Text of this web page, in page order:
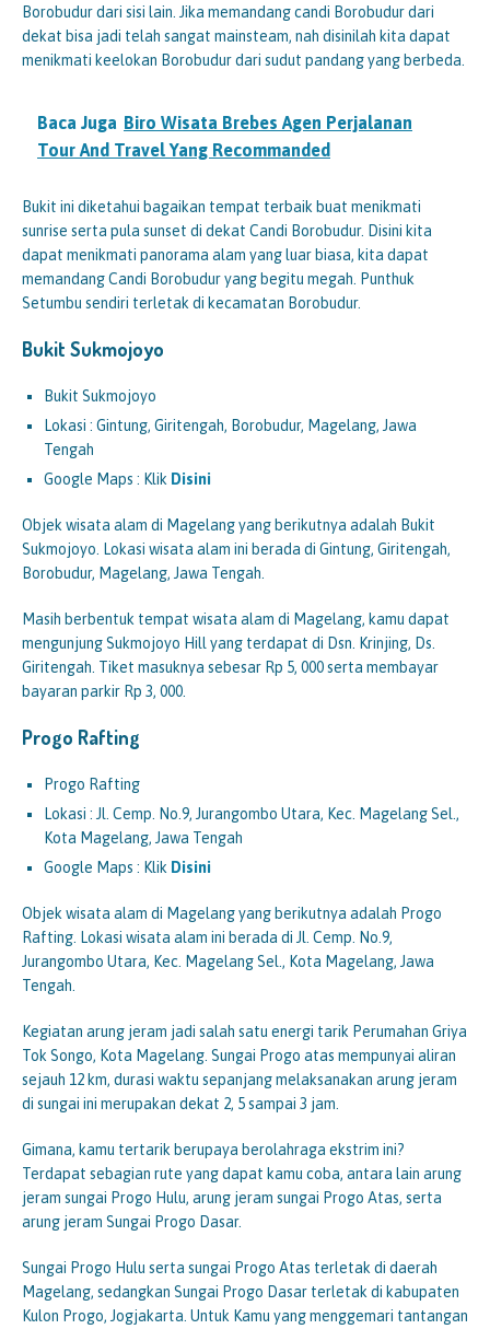
Borobudur dari sisi lain. Jika memandang candi Borobudur dari
dekat bisa jadi telah sangat mainsteam, nah disinilah kita dapat
menikmati keelokan Borobudur dari sudut pandang yang berbeda.
Baca Juga Biro Wisata Brebes Agen Perjalanan
Tour And Travel Yang Recommanded
Bukit ini diketahui bagaikan tempat terbaik buat menikmati
sunrise serta pula sunset di dekat Candi Borobudur. Disini kita
dapat menikmati panorama alam yang luar biasa, kita dapat
memandang Candi Borobudur yang begitu megah. Punthuk
Setumbu sendiri terletak di kecamatan Borobudur.
Bukit Sukmojoyo
Bukit Sukmojoyo
Lokasi : Gintung, Giritengah, Borobudur, Magelang, Jawa
Tengah
Google Maps : Klik Disini
Objek wisata alam di Magelang yang berikutnya adalah Bukit
Sukmojoyo. Lokasi wisata alam ini berada di Gintung, Giritengah,
Borobudur, Magelang, Jawa Tengah.
Masih berbentuk tempat wisata alam di Magelang, kamu dapat
mengunjung Sukmojoyo Hill yang terdapat di Dsn. Krinjing, Ds.
Giritengah. Tiket masuknya sebesar Rp 5, 000 serta membayar
bayaran parkir Rp 3, 000.
Progo Rafting
Progo Rafting
Lokasi : Jl. Cemp. No.9, Jurangombo Utara, Kec. Magelang Sel.,
Kota Magelang, Jawa Tengah
Google Maps : Klik Disini
Objek wisata alam di Magelang yang berikutnya adalah Progo
Rafting. Lokasi wisata alam ini berada di Jl. Cemp. No.9,
Jurangombo Utara, Kec. Magelang Sel., Kota Magelang, Jawa
Tengah.
Kegiatan arung jeram jadi salah satu energi tarik Perumahan Griya
Tok Songo, Kota Magelang. Sungai Progo atas mempunyai aliran
sejauh 12 km, durasi waktu sepanjang melaksanakan arung jeram
di sungai ini merupakan dekat 2, 5 sampai 3 jam.
Gimana, kamu tertarik berupaya berolahraga ekstrim ini?
Terdapat sebagian rute yang dapat kamu coba, antara lain arung
jeram sungai Progo Hulu, arung jeram sungai Progo Atas, serta
arung jeram Sungai Progo Dasar.
Sungai Progo Hulu serta sungai Progo Atas terletak di daerah
Magelang, sedangkan Sungai Progo Dasar terletak di kabupaten
Kulon Progo, Jogjakarta. Untuk Kamu yang menggemari tantangan